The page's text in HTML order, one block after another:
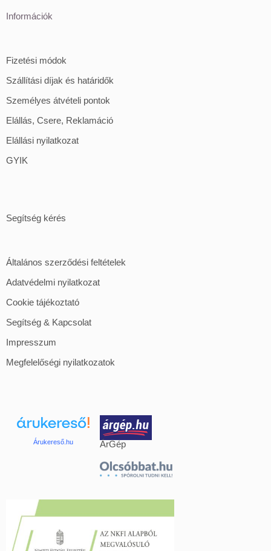
Információk
Fizetési módok
Szállítási díjak és határidők
Személyes átvételi pontok
Elállás, Csere, Reklamáció
Elállási nyilatkozat
GYIK
Segítség kérés
Általános szerződési feltételek
Adatvédelmi nyilatkozat
Cookie tájékoztató
Segítség & Kapcsolat
Impresszum
Megfelelőségi nyilatkozatok
Árukereső.hu ÁrGép